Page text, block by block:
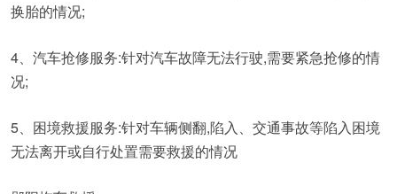
换胎的情况;
4、汽车抢修服务:针对汽车故障无法行驶,需要紧急抢修的情
况;
5、困境救援服务:针对车辆侧翻,陷入、交通事故等陷入困境
无法离开或自行处置需要救援的情况